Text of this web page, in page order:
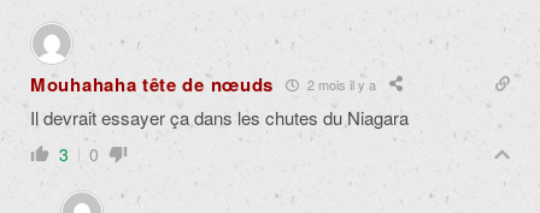
Mouhahaha tête de nœuds 2 mois il y a
Il devrait essayer ça dans les chutes du Niagara
3 0